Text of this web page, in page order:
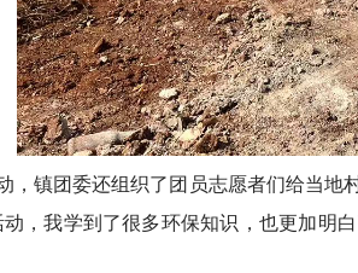
镇团委还组织了团员志愿者们给当地
动，我学到了很多环保知识，也更加明